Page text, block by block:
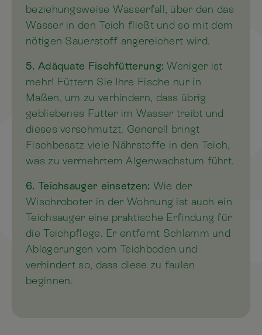
beziehungsweise Wasserfall, über den das
Wasser in den Teich fließt und so mit dem
nötigen Sauerstoff angereichert wird.
5. Adäquate Fischfütterung: Weniger ist
mehr! Füttern Sie Ihre Fische nur in
Maßen, um zu verhindern, dass übrig
gebliebenes Futter im Wasser treibt und
dieses verschmutzt. Generell bringt
Fischbesatz viele Nährstoffe in den Teich,
was zu vermehrtem Algenwachstum führt.
6. Teichsauger einsetzen: Wie der
Wischroboter in der Wohnung ist auch ein
Teichsauger eine praktische Erfindung für
die Teichpflege. Er entfernt Schlamm und
Ablagerungen vom Teichboden und
verhindert so, dass diese zu faulen
beginnen.